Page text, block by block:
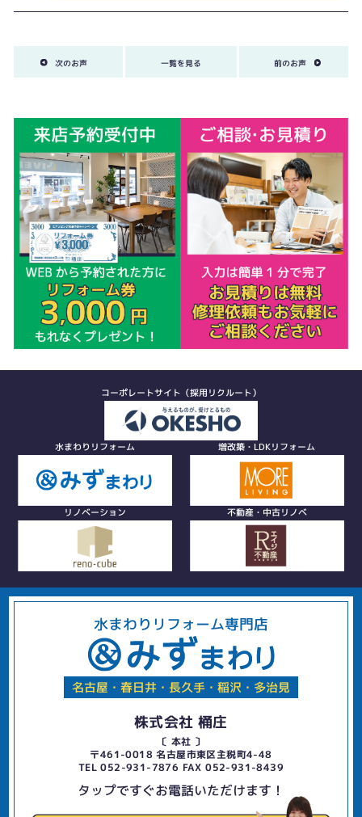
次のお声 一覧を見る 前のお声
コーポレートサイト（採用リクルート）
水まわりリフォーム 増改築・LDKリフォーム
リノベーション 不動産・中古リノベ
水まわりリフォーム専門店
名古屋・春日井・長久手・稲沢・多治見
株式会社 桶庄
〔 本社 〕
〒461-0018 名古屋市東区主税町4-48
TEL 052-931-7876 FAX 052-931-8439
タップですぐお電話いただけます！